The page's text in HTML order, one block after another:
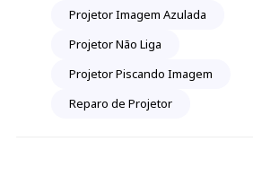
Projetor Imagem Azulada
Projetor Não Liga
Projetor Piscando Imagem
Reparo de Projetor